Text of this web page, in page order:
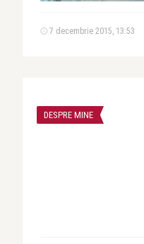
7 decembrie 2015, 13:53
DESPRE MINE